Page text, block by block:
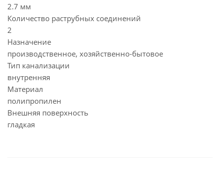
2.7 мм
Количество раструбных соединений
2
Назначение
производственное, хозяйственно-бытовое
Тип канализации
внутренняя
Материал
полипропилен
Внешняя поверхность
гладкая